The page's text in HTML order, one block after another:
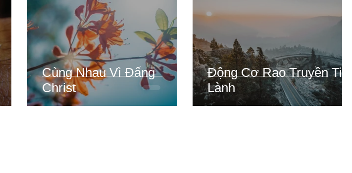
Cùng Nhau Vì Đấng
Christ
Động Cơ Rao Truyền Tin
Lành